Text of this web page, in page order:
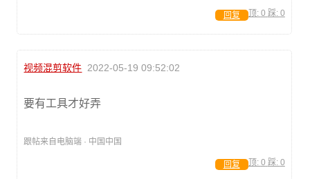
顶: 0 踩: 0
回复
视频混剪软件 2022-05-19 09:52:02
要有工具才好弄
跟帖来自电脑端 · 中国中国
顶: 0 踩: 0
回复